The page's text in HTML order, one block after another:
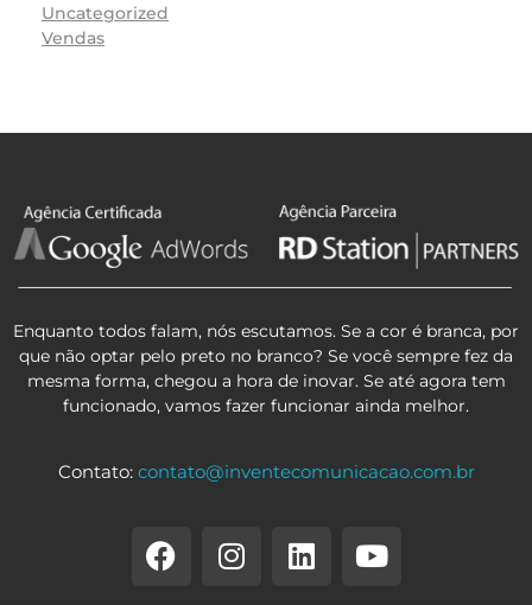
Uncategorized
Vendas
Enquanto todos falam, nós escutamos. Se a cor é branca, por
que não optar pelo preto no branco? Se você sempre fez da
mesma forma, chegou a hora de inovar. Se até agora tem
funcionado, vamos fazer funcionar ainda melhor.
Contato: contato@inventecomunicacao.com.br